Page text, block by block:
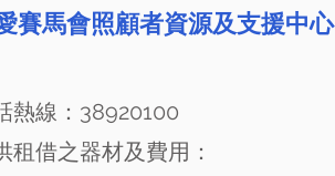
賽馬會照顧者資源及支援中心
熱線：38920100
租借之器材及費用：